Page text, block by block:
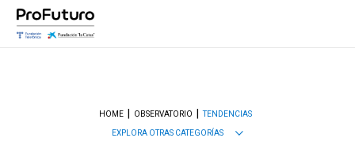
HOME OBSERVATORIO
TENDENCIAS
EXPLORA OTRAS CATEGORÍAS